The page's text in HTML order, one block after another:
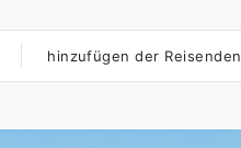
Art
der
Mietunterkünfte,
Reisende
hinzufügen der Reisenden